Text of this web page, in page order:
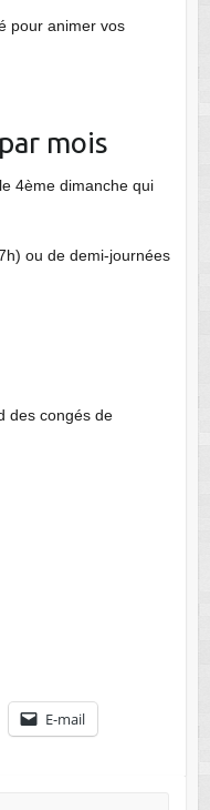
pour animer vos
mois
4ème dimanche qui
ou de demi-journées
des congés de
E-mail